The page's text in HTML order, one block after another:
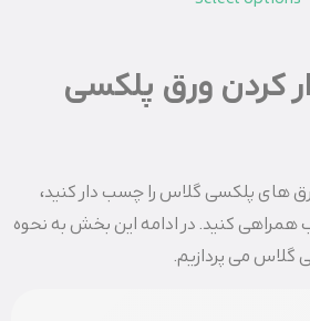
کردن ورق پلکسی
های پلکسی گلاس را چسب دار کنید،
همراهی کنید. در ادامه این بخش به نحوه
گلاس می پردازیم.